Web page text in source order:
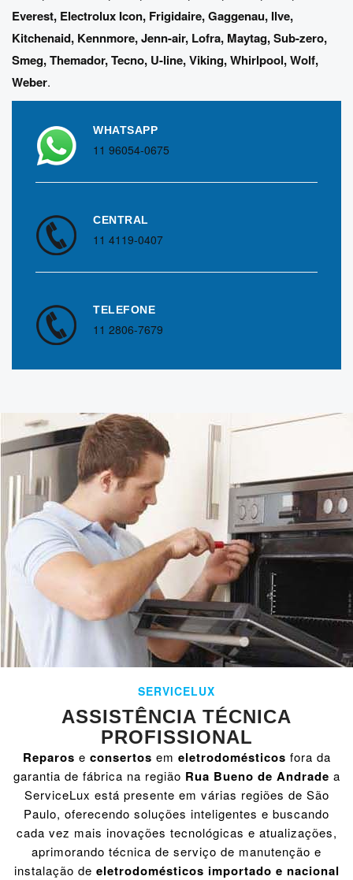
Everest, Electrolux Icon, Frigidaire,Gaggenau, Ilve,
Kitchenaid, Kennmore,Jenn-air, Lofra, Maytag,Sub-zero,
Smeg,Themador,Tecno, U-line,Viking,Whirlpool,Wolf,
Weber.
WHATSAPP
11 96054-0675
CENTRAL
11 4119-0407
TELEFONE
11 2806-7679
SERVICELUX
ASSISTÊNCIA TÉCNICA
PROFISSIONAL
Reparos e consertos em eletrodomésticos fora da
garantia de fábrica na região Rua Bueno de Andrade a
ServiceLux está presente em várias regiões de São
Paulo, oferecendo soluções inteligentes e buscando
cada vez mais inovações tecnológicas e atualizações,
aprimorando técnica de serviço de manutenção e
instalação de eletrodomésticos importado e nacional